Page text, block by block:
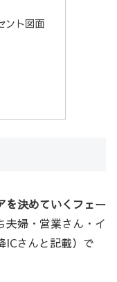
ント図面
を決めていくフェー
夫婦・営業さん・イ
ICさんと記載）で